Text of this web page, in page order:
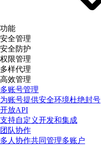
功能
安全管理
安全防护
权限管理
多样代理
高效管理
多账号管理
为账号提供安全环境杜绝封号
开放API
支持自定义开发和集成
团队协作
多人协作共同管理多账户